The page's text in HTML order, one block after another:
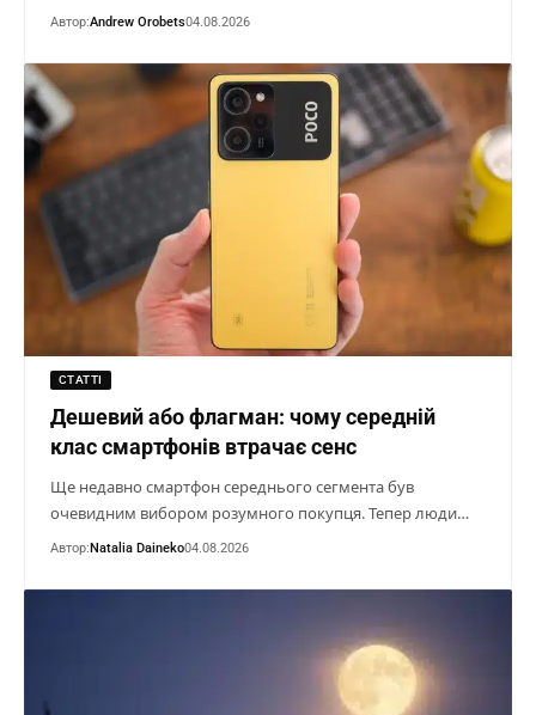
Автор:Andrew Orobets04.08.2026
СТАТТІ
Дешевий або флагман: чому середній
клас смартфонів втрачає сенс
Ще недавно смартфон середнього сегмента був
очевидним вибором розумного покупця. Тепер люди…
Автор: Natalia Daineko04.08.2026